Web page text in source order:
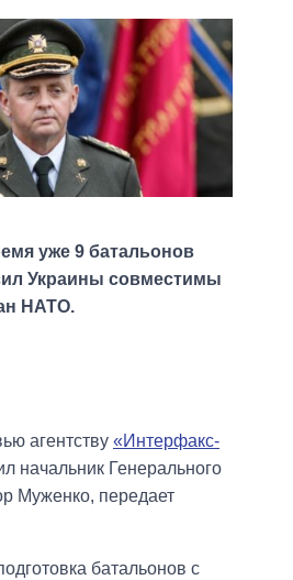
уже 9 батальонов
Украины совместимы
НАТО.
агентству «Интерфакс-
начальник Генерального
Муженко, передает
батальонов с